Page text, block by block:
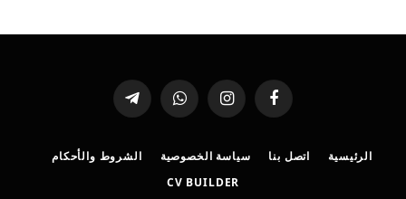
فيسبوك الانستغرامواتساب تيلقرام
الرئيسية اتصل بنا سياسة الخصوصية
الشروط والأحكام
CV BUILDER